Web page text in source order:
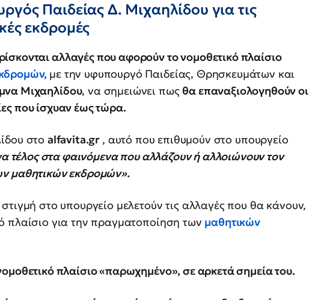
Παιδείας Δ. Μιχαηλίδου για τις
εκδρομές
αλλαγές που αφορούν το νομοθετικό πλαίσιο
με την υφυπουργό Παιδείας, Θρησκευμάτων και
Μιχαηλίδου, να σημειώνει πωςθα επαναξιολογηθούν οι
που ίσχυαν έως τώρα.
στο alfavita.gr , αυτό που επιθυμούν στο υπουργείο
τέλος στα φαινόμενα που αλλάζουν ή αλλοιώνουν τον
μαθητικών εκδρομών».
στο υπουργείο μελετούν τις αλλαγές που θα κάνουν,
πλαίσιο για την πραγματοποίηση των μαθητικών
πλαίσιο «παρωχημένο», σε αρκετά σημεία του.